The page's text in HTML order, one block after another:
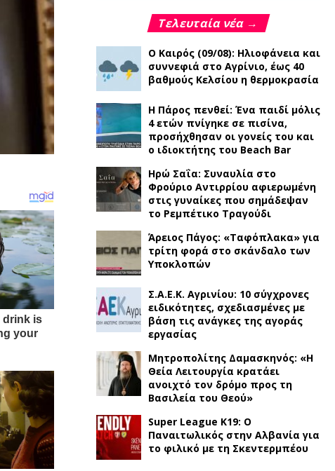
Τελευταία νέα →
Ο Καιρός (09/08): Ηλιοφάνεια και
συννεφιά στο Αγρίνιο, έως 40
βαθμούς Κελσίου η θερμοκρασία
Η Πάρος πενθεί: Ένα παιδί μόλις
4 ετών πνίγηκε σε πισίνα,
προσήχθησαν οι γονείς του και
ο ιδιοκτήτης του Beach Bar
Ηρώ Σαΐα: Συναυλία στο
Φρούριο Αντιρρίου αφιερωμένη
στις γυναίκες που σημάδεψαν
το Ρεμπέτικο Τραγούδι
Άρειος Πάγος: «Ταφόπλακα» για
τρίτη φορά στο σκάνδαλο των
Υποκλοπών
Σ.Α.Ε.Κ. Αγρινίου: 10 σύγχρονες
ειδικότητες, σχεδιασμένες με
βάση τις ανάγκες της αγοράς
εργασίας
Μητροπολίτης Δαμασκηνός: «Η
Θεία Λειτουργία κρατάει
ανοιχτό τον δρόμο προς τη
Βασιλεία του Θεού»
Super League K19: Ο
Παναιτωλικός στην Αλβανία για
το φιλικό με τη Σκεντερμπέου